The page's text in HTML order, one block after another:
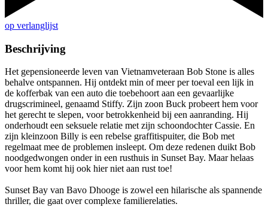
op verlanglijst
Beschrijving
Het gepensioneerde leven van Vietnamveteraan Bob Stone is alles
behalve ontspannen. Hij ontdekt min of meer per toeval een lijk in
de kofferbak van een auto die toebehoort aan een gevaarlijke
drugscrimineel, genaamd Stiffy. Zijn zoon Buck probeert hem voor
het gerecht te slepen, voor betrokkenheid bij een aanranding. Hij
onderhoudt een seksuele relatie met zijn schoondochter Cassie. En
zijn kleinzoon Billy is een rebelse graffitispuiter, die Bob met
regelmaat mee de problemen insleept. Om deze redenen duikt Bob
noodgedwongen onder in een rusthuis in Sunset Bay. Maar helaas
voor hem komt hij ook hier niet aan rust toe!
Sunset Bay van Bavo Dhooge is zowel een hilarische als spannende
thriller, die gaat over complexe familierelaties.